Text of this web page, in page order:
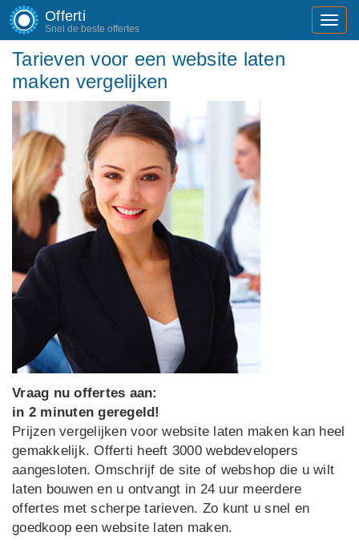
Offerti
Snel de beste offertes
Tarieven voor een website laten
maken vergelijken
Vraag nu offertes aan:
in 2 minuten geregeld!
Prijzen vergelijken voor website laten maken kan heel
gemakkelijk. Offerti heeft 3000 webdevelopers
aangesloten. Omschrijf de site of webshop die u wilt
laten bouwen en u ontvangt in 24 uur meerdere
offertes met scherpe tarieven. Zo kunt u snel en
goedkoop een website laten maken.